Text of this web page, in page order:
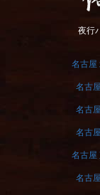
俺
夜行
名古屋
名古
名古
名古
名古屋
名古